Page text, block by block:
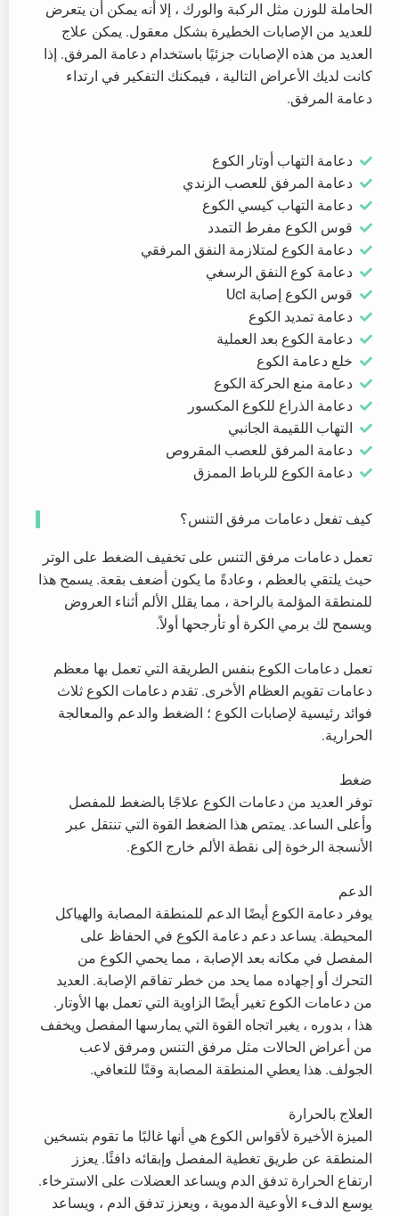
الحاملة للوزن مثل الركبة والورك ، إلا أنه يمكن أن يتعرض
للعديد من الإصابات الخطيرة بشكل معقول. يمكن علاج
العديد من هذه الإصابات جزئيًا باستخدام دعامة المرفق. إذا
كانت لديك الأعراض التالية ، فيمكنك التفكير في ارتداء
دعامة المرفق.
دعامة التهاب أوتار الكوع
دعامة المرفق للعصب الزندي
دعامة التهاب كيسي الكوع
قوس الكوع مفرط التمدد
دعامة الكوع لمتلازمة النفق المرفقي
دعامة كوع النفق الرسغي
قوس الكوع إصابة Ucl
دعامة تمديد الكوع
دعامة الكوع بعد العملية
خلع دعامة الكوع
دعامة منع الحركة الكوع
دعامة الذراع للكوع المكسور
التهاب اللقيمة الجانبي
دعامة المرفق للعصب المقروص
دعامة الكوع للرباط الممزق
كيف تفعل دعامات مرفق التنس؟
تعمل دعامات مرفق التنس على تخفيف الضغط على الوتر
حيث يلتقي بالعظم ، وعادةً ما يكون أضعف بقعة. يسمح هذا
للمنطقة المؤلمة بالراحة ، مما يقلل الألم أثناء العروض
ويسمح لك برمي الكرة أو تأرجحها أولاً.
تعمل دعامات الكوع بنفس الطريقة التي تعمل بها معظم
دعامات تقويم العظام الأخرى. تقدم دعامات الكوع ثلاث
فوائد رئيسية لإصابات الكوع ؛ الضغط والدعم والمعالجة
الحرارية.
ضغط
توفر العديد من دعامات الكوع علاجًا بالضغط للمفصل
وأعلى الساعد. يمتص هذا الضغط القوة التي تنتقل عبر
الأنسجة الرخوة إلى نقطة الألم خارج الكوع.
الدعم
يوفر دعامة الكوع أيضًا الدعم للمنطقة المصابة والهياكل
المحيطة. يساعد دعم دعامة الكوع في الحفاظ على
المفصل في مكانه بعد الإصابة ، مما يحمي الكوع من
التحرك أو إجهاده مما يحد من خطر تفاقم الإصابة. العديد
من دعامات الكوع تغير أيضًا الزاوية التي تعمل بها الأوتار.
هذا ، بدوره ، يغير اتجاه القوة التي يمارسها المفصل ويخفف
من أعراض الحالات مثل مرفق التنس ومرفق لاعب
الجولف. هذا يعطي المنطقة المصابة وقتًا للتعافي.
العلاج بالحرارة
الميزة الأخيرة لأقواس الكوع هي أنها غالبًا ما تقوم بتسخين
المنطقة عن طريق تغطية المفصل وإبقائه دافئًا. يعزز
ارتفاع الحرارة تدفق الدم ويساعد العضلات على الاسترخاء.
يوسع الدفء الأوعية الدموية ، ويعزز تدفق الدم ، ويساعد